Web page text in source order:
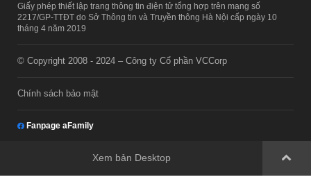
Giấy phép thiết lập trang thông tin điện tử tổng hợp trên mạng số
2217/GP-TTĐT do Sở Thông tin và Truyền thông Hà Nội cấp ngày 10
tháng 4 năm 2019
© Copyright 2008 - 2024 – Công ty Cổ phần VCCorp
Chính sách bảo mật
Fanpage aFamily
Xem bản Desktop